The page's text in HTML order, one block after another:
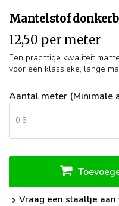
Mantelstof
12,50 per meter
Een prachtige kwaliteit
voor een klassieke, lange
Aantal meter (Minimale
Vraag een staaltje aan